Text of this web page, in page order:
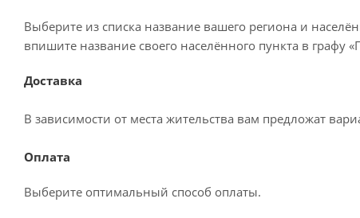
Выберите из списка название вашего региона и
впишите название своего населённого пункта в графу
Доставка
В зависимости от места жительства вам предложат
Оплата
Выберите оптимальный способ оплаты.